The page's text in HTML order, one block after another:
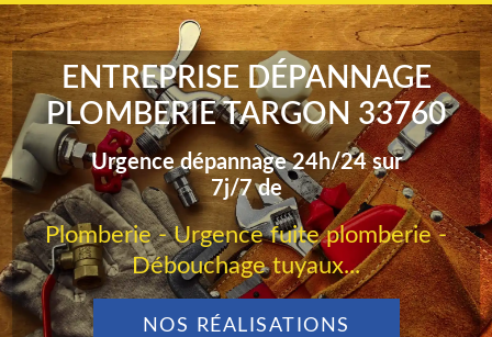
ENTREPRISE DÉPANNAGE
PLOMBERIE TARGON 33760
Urgence dépannage 24h/24 sur
7j/7 de
Plomberie - Urgence fuite plomberie -
Débouchage tuyaux...
NOS RÉALISATIONS